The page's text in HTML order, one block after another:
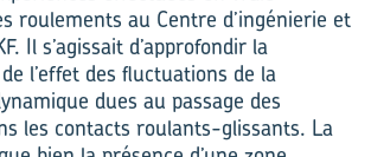
roulements au Centre d’ingénierie et
Il s’agissait d’approfondir la
l’effet des fluctuations de la
dues au passage des
les contacts roulants-glissants. La